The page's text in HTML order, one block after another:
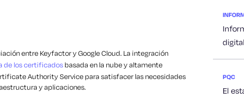
entre Keyfactor y Google Cloud. La integración
de los certificados basada en la nube y altamente
Authority Service para satisfacer las necesidades
y aplicaciones.
digital
PQC
El